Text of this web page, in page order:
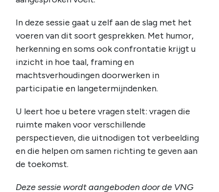
In deze sessie gaat u zelf aan de slag met het
voeren van dit soort gesprekken. Met humor,
herkenning en soms ook confrontatie krijgt u
inzicht in hoe taal, framing en
machtsverhoudingen doorwerken in
participatie en langetermijndenken.
U leert hoe u betere vragen stelt: vragen die
ruimte maken voor verschillende
perspectieven, die uitnodigen tot verbeelding
en die helpen om samen richting te geven aan
de toekomst.
Deze sessie wordt aangeboden door de VNG